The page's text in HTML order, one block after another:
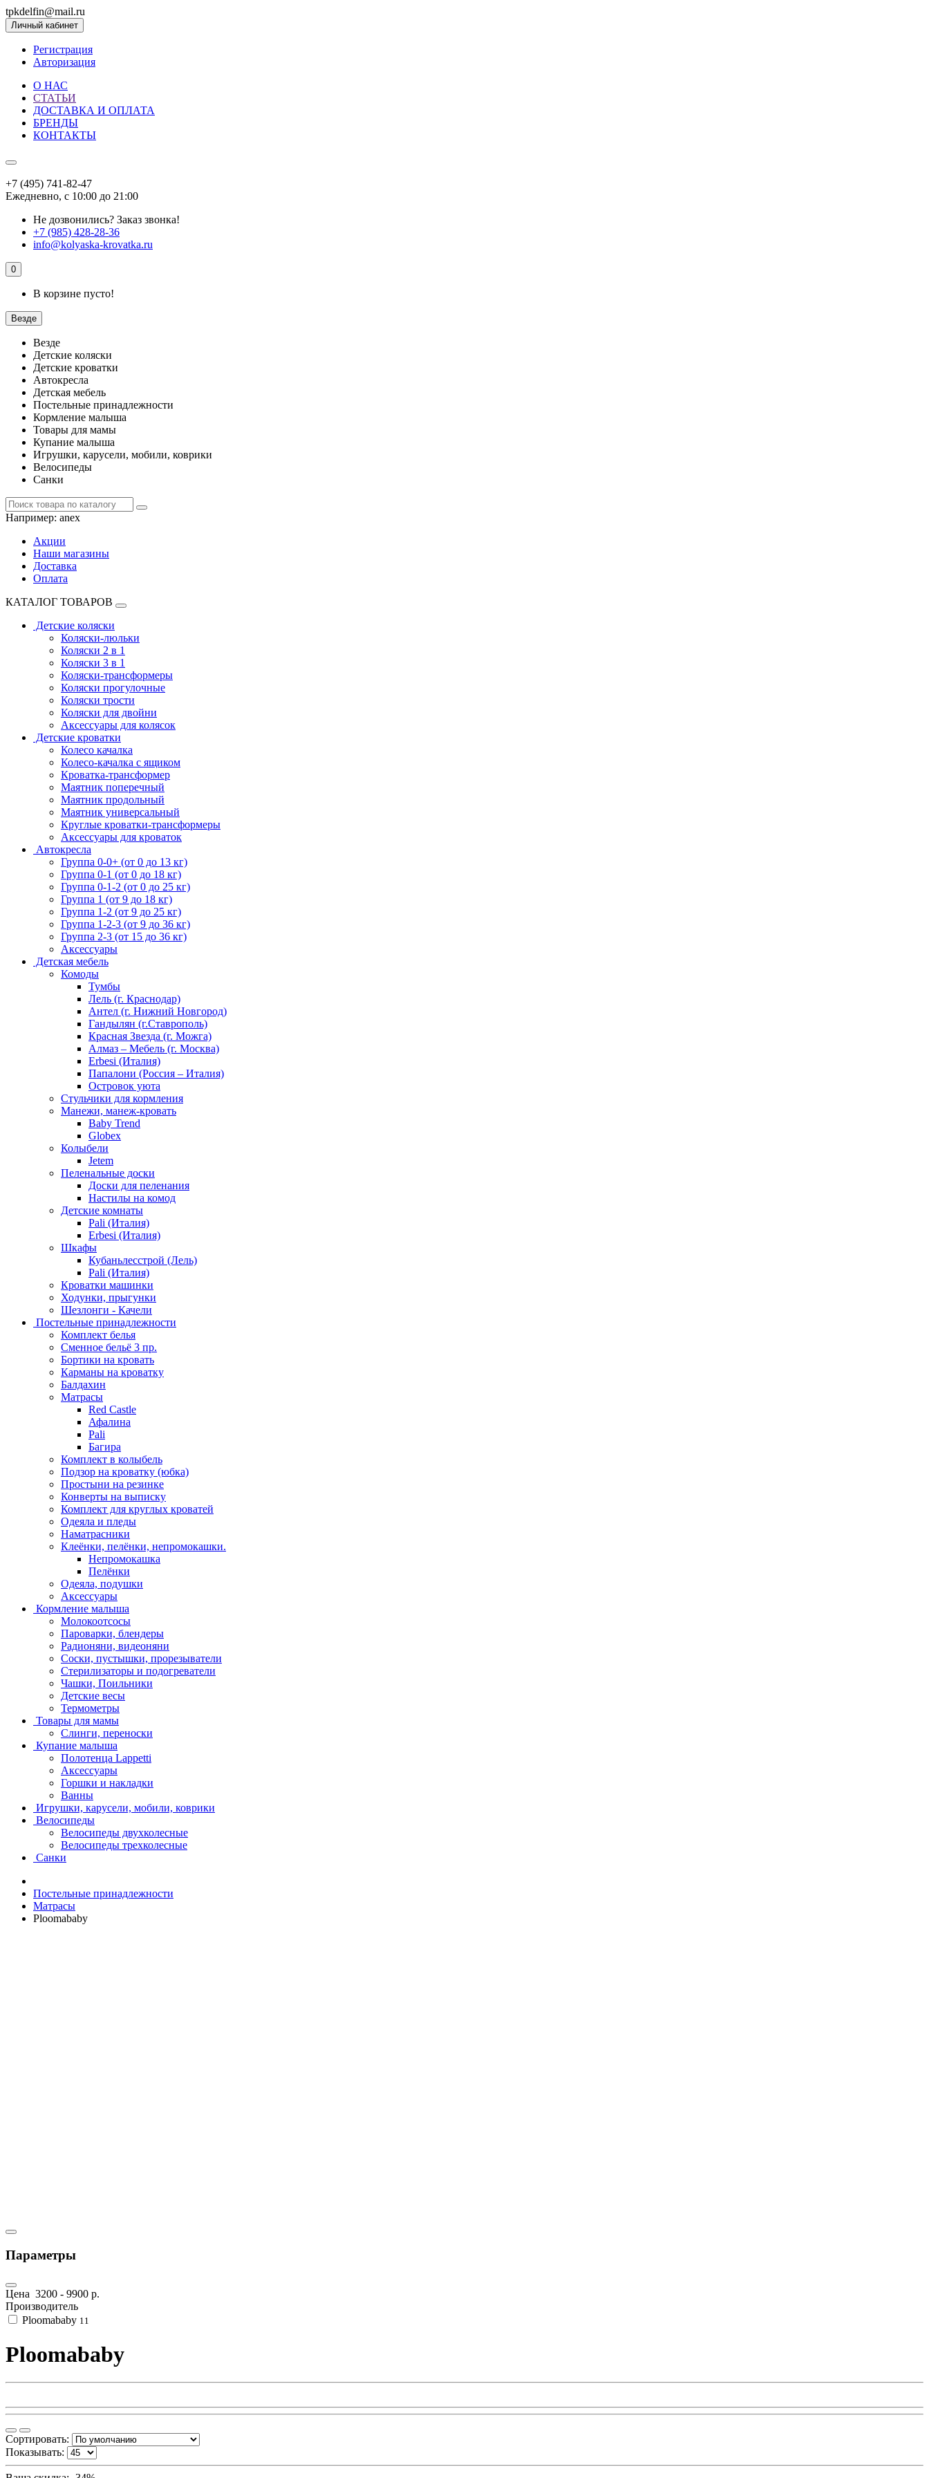
tpkdelfin@mail.ru
Личный кабинет
Регистрация
Авторизация
О НАС
СТАТЬИ
ДОСТАВКА И ОПЛАТА
БРЕНДЫ
КОНТАКТЫ
+7 (495) 741-82-47
Ежедневно, с 10:00 до 21:00
Не дозвонились? Заказ звонка!
+7 (985) 428-28-36
info@kolyaska-krovatka.ru
0
В корзине пусто!
Везде
Везде
Детские коляски
Детские кроватки
Автокресла
Детская мебель
Постельные принадлежности
Кормление малыша
Товары для мамы
Купание малыша
Игрушки, карусели, мобили, коврики
Велосипеды
Санки
Например: anex
Акции
Наши магазины
Доставка
Оплата
КАТАЛОГ ТОВАРОВ
Детские коляски
Коляски-люльки
Коляски 2 в 1
Коляски 3 в 1
Коляски-трансформеры
Коляски прогулочные
Коляски трости
Коляски для двойни
Аксессуары для колясок
Детские кроватки
Колесо качалка
Колесо-качалка с ящиком
Кроватка-трансформер
Маятник поперечный
Маятник продольный
Маятник универсальный
Круглые кроватки-трансформеры
Аксессуары для кроваток
Автокресла
Группа 0-0+ (от 0 до 13 кг)
Группа 0-1 (от 0 до 18 кг)
Группа 0-1-2 (от 0 до 25 кг)
Группа 1 (от 9 до 18 кг)
Группа 1-2 (от 9 до 25 кг)
Группа 1-2-3 (от 9 до 36 кг)
Группа 2-3 (от 15 до 36 кг)
Аксессуары
Детская мебель
Комоды
Тумбы
Лель (г. Краснодар)
Антел (г. Нижний Новгород)
Гандылян (г.Ставрополь)
Красная Звезда (г. Можга)
Алмаз – Мебель (г. Москва)
Erbesi (Италия)
Папалони (Россия – Италия)
Островок уюта
Стульчики для кормления
Манежи, манеж-кровать
Baby Trend
Globex
Колыбели
Jetem
Пеленальные доски
Доски для пеленания
Настилы на комод
Детские комнаты
Pali (Италия)
Erbesi (Италия)
Шкафы
Кубаньлесстрой (Лель)
Pali (Италия)
Кроватки машинки
Ходунки, прыгунки
Шезлонги - Качели
Постельные принадлежности
Комплект белья
Сменное бельё 3 пр.
Бортики на кровать
Карманы на кроватку
Балдахин
Матрасы
Red Castle
Афалина
Pali
Багира
Комплект в колыбель
Подзор на кроватку (юбка)
Простыни на резинке
Конверты на выписку
Комплект для круглых кроватей
Одеяла и пледы
Наматрасники
Клеёнки, пелёнки, непромокашки.
Непромокашка
Пелёнки
Одеяла, подушки
Аксессуары
Кормление малыша
Молокоотсосы
Пароварки, блендеры
Радионяни, видеоняни
Соски, пустышки, прорезыватели
Стерилизаторы и подогреватели
Чашки, Поильники
Детские весы
Термометры
Товары для мамы
Слинги, переноски
Купание малыша
Полотенца Lappetti
Аксессуары
Горшки и накладки
Ванны
Игрушки, карусели, мобили, коврики
Велосипеды
Велосипеды двухколесные
Велосипеды трехколесные
Санки
Постельные принадлежности
Матрасы
Ploomababy
Параметры
Цена 3200 - 9900 р.
Производитель
Ploomababy 11
Ploomababy
Сортировать:
Показывать: